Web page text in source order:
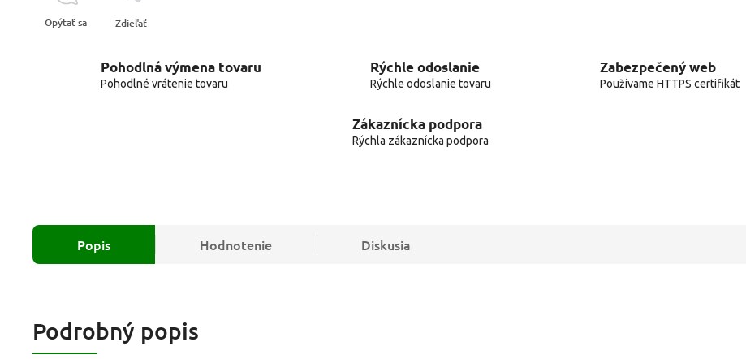
Opýtať sa Zdieľať
Pohodlná výmena tovaru
Pohodlné vrátenie tovaru
Rýchle odoslanie
Rýchle odoslanie tovaru
Zabezpečený web
Používame HTTPS certifikát
Zákaznícka podpora
Rýchla zákaznícka podpora
Popis Hodnotenie Diskusia
Podrobný popis